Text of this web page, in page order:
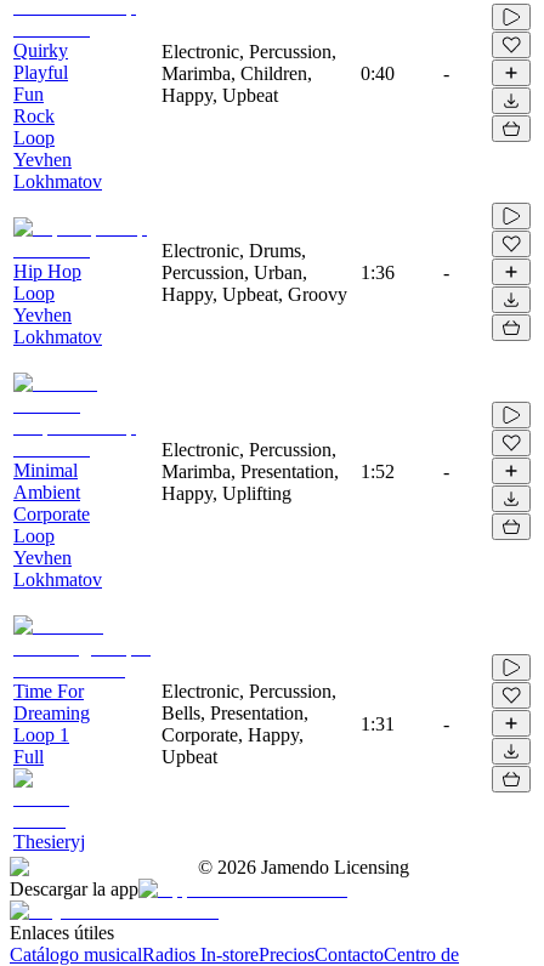
Quirky
Playful
Fun
Rock
Loop
Yevhen
Lokhmatov
Electronic, Percussion,
Marimba, Children,
Happy, Upbeat
0:40 -
Hip Hop
Loop
Yevhen
Lokhmatov
Electronic, Drums,
Percussion, Urban,
Happy, Upbeat, Groovy
1:36 -
Minimal
Ambient
Corporate
Loop
Yevhen
Lokhmatov
Electronic, Percussion,
Marimba, Presentation,
Happy, Uplifting
1:52 -
Time For
Dreaming
Loop 1
Full
Thesieryj
Electronic, Percussion,
Bells, Presentation,
Corporate, Happy,
Upbeat
1:31 -
© 2026 Jamendo Licensing
Descargar la app
Enlaces útiles
Catálogo musicalRadios In-storePreciosContactoCentro de